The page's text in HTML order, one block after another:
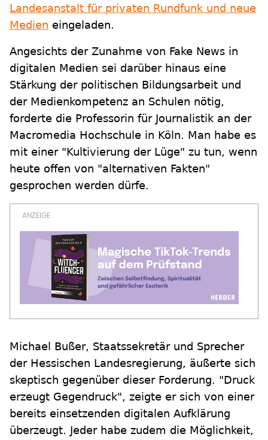
Landesanstalt für privaten Rundfunk und neue
Medien eingeladen.
Angesichts der Zunahme von Fake News in
digitalen Medien sei darüber hinaus eine
Stärkung der politischen Bildungsarbeit und
der Medienkompetenz an Schulen nötig,
forderte die Professorin für Journalistik an der
Macromedia Hochschule in Köln. Man habe es
mit einer "Kultivierung der Lüge" zu tun, wenn
heute offen von "alternativen Fakten"
gesprochen werden dürfe.
Michael Bußer, Staatssekretär und Sprecher
der Hessischen Landesregierung, äußerte sich
skeptisch gegenüber dieser Forderung. "Druck
erzeugt Gegendruck", zeigte er sich von einer
bereits einsetzenden digitalen Aufklärung
überzeugt. Jeder habe zudem die Möglichkeit,